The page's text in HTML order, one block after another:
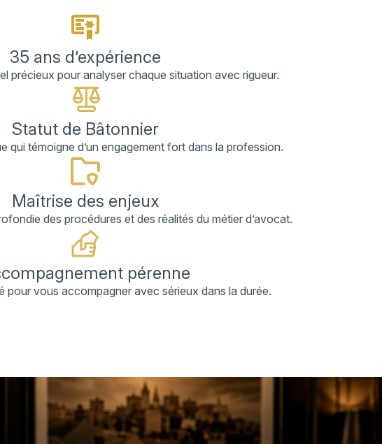
35 ans d’expérience
précieux pour analyser chaque situation avec rigueur.
Statut de Bâtonnier
qui témoigne d’un engagement fort dans la profession.
Maîtrise des enjeux
des procédures et des réalités du métier d’avocat.
pérenne
pour vous accompagner avec sérieux dans la durée.